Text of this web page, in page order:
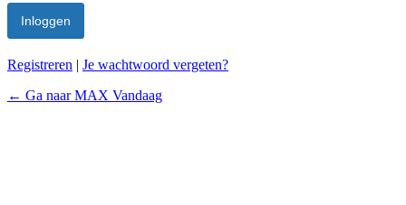
Registreren | Je wachtwoord vergeten?
← Ga naar MAX Vandaag